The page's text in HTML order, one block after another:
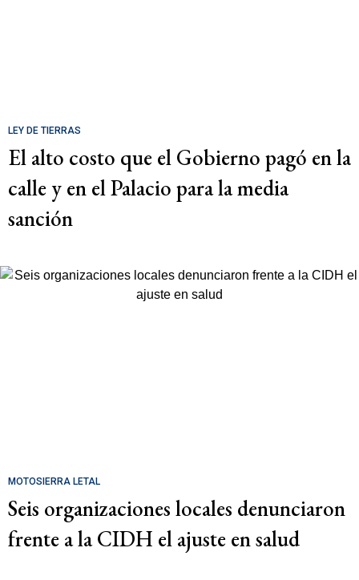
LEY DE TIERRAS
El alto costo que el Gobierno pagó en la
calle y en el Palacio para la media
sanción
MOTOSIERRA LETAL
Seis organizaciones locales denunciaron
frente a la CIDH el ajuste en salud